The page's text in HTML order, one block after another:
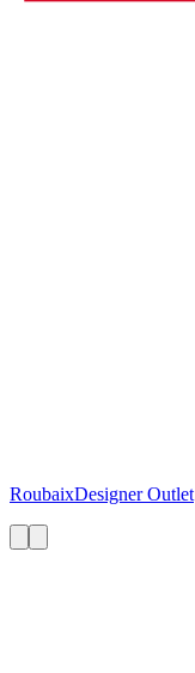
RoubaixDesigner Outlet